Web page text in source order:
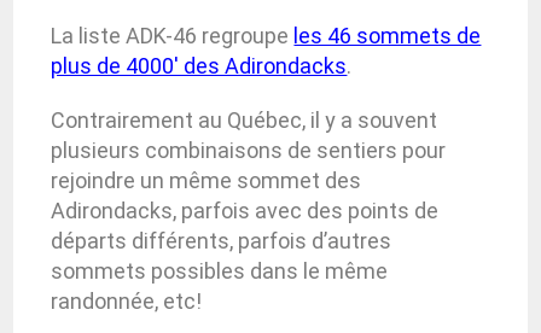
La liste ADK-46 regroupe les 46 sommets de
plus de 4000′ des Adirondacks.
Contrairement au Québec, il y a souvent
plusieurs combinaisons de sentiers pour
rejoindre un même sommet des
Adirondacks, parfois avec des points de
départs différents, parfois d’autres
sommets possibles dans le même
randonnée, etc!